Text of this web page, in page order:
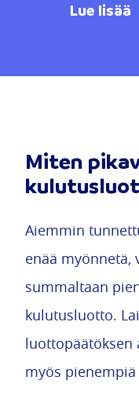
Lue lisää
Miten
Aiemmin
enää myönnetä,
summaltaan
kulutusluotto.
luottopäätöksen
myös